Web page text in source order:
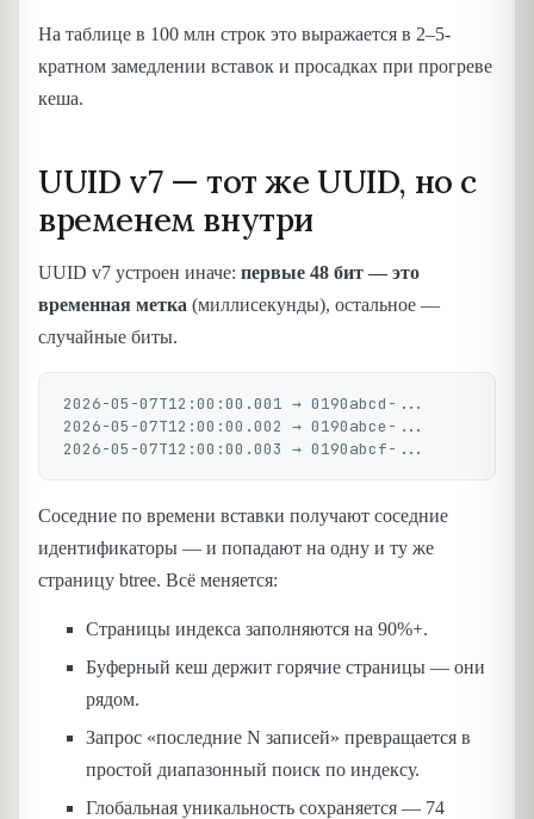
На таблице в 100 млн строк это выражается в 2–5-
кратном замедлении вставок и просадках при прогреве
кеша.
UUID v7 — тот же UUID, но с
временем внутри
UUID v7 устроен иначе: первые 48 бит — это
временная метка (миллисекунды), остальное —
случайные биты.
2026-05-07T12:00:00.001 → 0190abcd-...
2026-05-07T12:00:00.002 → 0190abce-...
Соседние по времени вставки получают соседние
идентификаторы — и попадают на одну и ту же
страницу btree. Всё меняется:
Страницы индекса заполняются на 90%+.
Буферный кеш держит горячие страницы — они
рядом.
Запрос «последние N записей» превращается в
простой диапазонный поиск по индексу.
Глобальная уникальность сохраняется — 74